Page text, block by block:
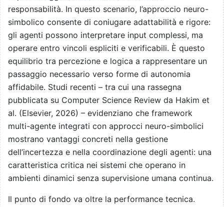
responsabilità. In questo scenario, l’approccio neuro-
simbolico consente di coniugare adattabilità e rigore:
gli agenti possono interpretare input complessi, ma
operare entro vincoli espliciti e verificabili. È questo
equilibrio tra percezione e logica a rappresentare un
passaggio necessario verso forme di autonomia
affidabile. Studi recenti – tra cui una rassegna
pubblicata su Computer Science Review da Hakim et
al. (Elsevier, 2026) – evidenziano che framework
multi-agente integrati con approcci neuro-simbolici
mostrano vantaggi concreti nella gestione
dell’incertezza e nella coordinazione degli agenti: una
caratteristica critica nei sistemi che operano in
ambienti dinamici senza supervisione umana continua.
Il punto di fondo va oltre la performance tecnica.